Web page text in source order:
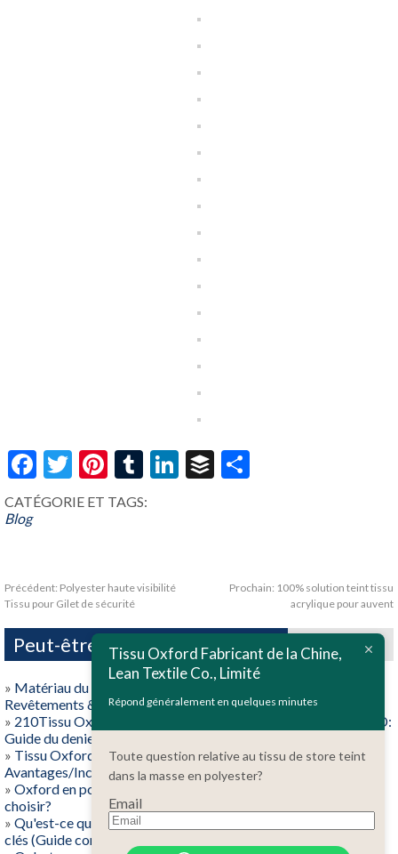
Facebook
Twitter
Pinterest
Tumblr
LinkedIn
Buffer
CATÉGORIE ET ​​TAGS:
Blog
Précédent: Polyester haute visibilité
Tissu pour Gilet de sécurité
Prochain: 100% solution teint tissu
acrylique pour auvent
Peut-être que vous aimez aussi
» Matériau du tissu Oxford expliqué: Espèces, Spécifications,
Revêtements & Meilleures utilisations (Guide de l'acheteur)
» 210Tissu Oxford D/300D/420D/600D/900D/1200D/1680D:
Guide du denier pour les acheteurs
» Tissu Oxford enduit de PU ou de PVC: Différences,
Avantages/Inconvénients & Meilleures utilisations
» Oxford en polyester ou Oxford en nylon: Lequel devriez-vous
choisir?
» Qu'est-ce que le tissu Oxford? Tisser, Matériels, et avantages
clés (Guide complet)
Tissu Oxford Fabricant de la Chine,
Lean Textile Co., Limité
Répond généralement en quelques minutes
Toute question relative au tissu de store teint
dans la masse en polyester?
Email